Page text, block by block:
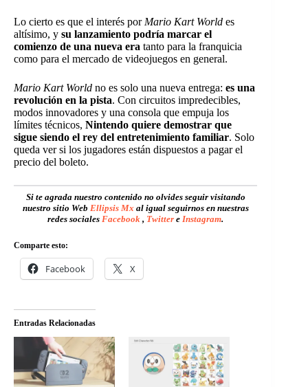
Lo cierto es que el interés por Mario Kart World es
altísimo, y su lanzamiento podría marcar el
comienzo de una nueva era tanto para la franquicia
como para el mercado de videojuegos en general.
Mario Kart World no es solo una nueva entrega: es una
revolución en la pista. Con circuitos impredecibles,
modos innovadores y una consola que empuja los
límites técnicos, Nintendo quiere demostrar que
sigue siendo el rey del entretenimiento familiar. Solo
queda ver si los jugadores están dispuestos a pagar el
precio del boleto.
Si te agrada nuestro contenido no olvides seguir visitando
nuestro sitio Web Ellipsis Mx al igual seguirnos en nuestras
redes socialesFacebook , Twitter eInstagram.
Comparte esto:
Facebook X
Entradas Relacionadas